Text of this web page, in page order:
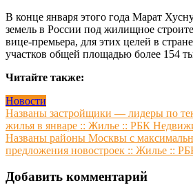
В конце января этого года Марат
земель в России под жилищное
вице-премьера, для этих целей в
участков общей площадью более 154
Читайте также:
Новости
Навигация
по
записям
Названы застройщики — лидеры по
жилья в январе :: Жилье :: РБК
Названы районы Москвы с
предложения новостроек :: Жилье ::
Добавить комментарий